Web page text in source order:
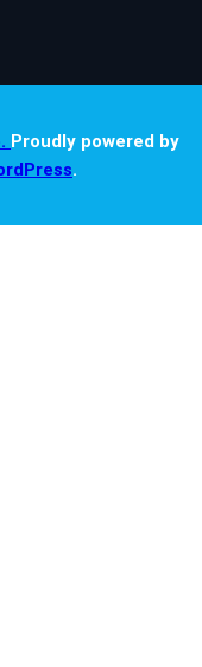
Proudly powered by
.